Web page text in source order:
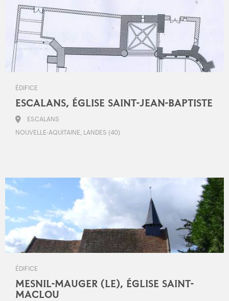
ÉDIFICE
ESCALANS, ÉGLISE SAINT-JEAN-BAPTISTE
ESCALANS
NOUVELLE-AQUITAINE, LANDES (40)
ÉDIFICE
MESNIL-MAUGER (LE), ÉGLISE SAINT-
MACLOU